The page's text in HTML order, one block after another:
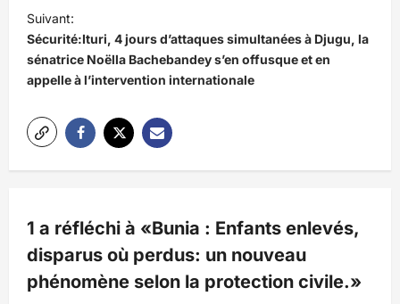
i
g
a
i
o
’
a
r
Suivant:
Sécurité:Ituri, 4 jours d’attaques simultanées à Djugu, la
sénatrice Noëlla Bachebandey s’en offusque et en
appelle à l’intervention internationale
1 a réfléchi à «Bunia : Enfants enlevés,
disparus où perdus: un nouveau
phénomène selon la protection civile.»